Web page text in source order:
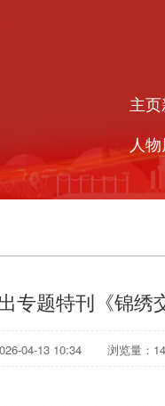
主
人
专题特刊《锦绣
04-13 10:34 浏览量：